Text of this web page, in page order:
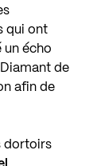
qui ont
un écho
de
afin de
dortoirs